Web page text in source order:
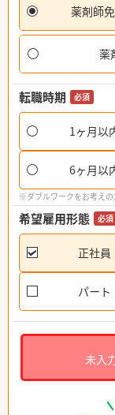
薬剤師
薬
転職時期 必須
1ヶ月以
6ヶ月以
※ダブルワークをお考えの
希望雇用形態 必須
正社員
パート
未入